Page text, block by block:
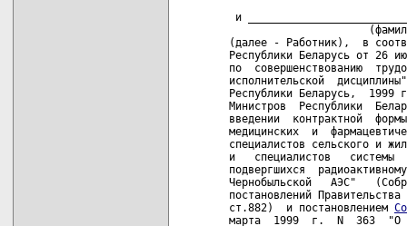
и
(далее - Работник),  в
Республики Беларусь от 26
по  совершенствованию
исполнительской
Республики Беларусь,
Министров  Республики
введении  контрактной
медицинских  и
специалистов сельского и
и   специалистов   системы
подвергшихся
Чернобыльской   АЭС"
постановлений
ст.882)  и постановлением